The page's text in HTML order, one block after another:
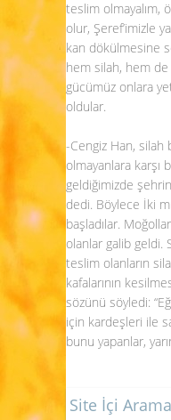
teslim olmayalım,
olur, Şeref’imizle
kan dökülmesine
hem silah, hem de
gücümüz onlara
oldular.
-Cengiz Han, silah
olmayanlara karşı
geldiğimizde
dedi. Böylece İki
başladılar.
olanlar galib geldi.
teslim olanların
kafalarının
sözünü söyledi:
için kardeşleri ile
bunu yapanlar,
Site İçi Arama